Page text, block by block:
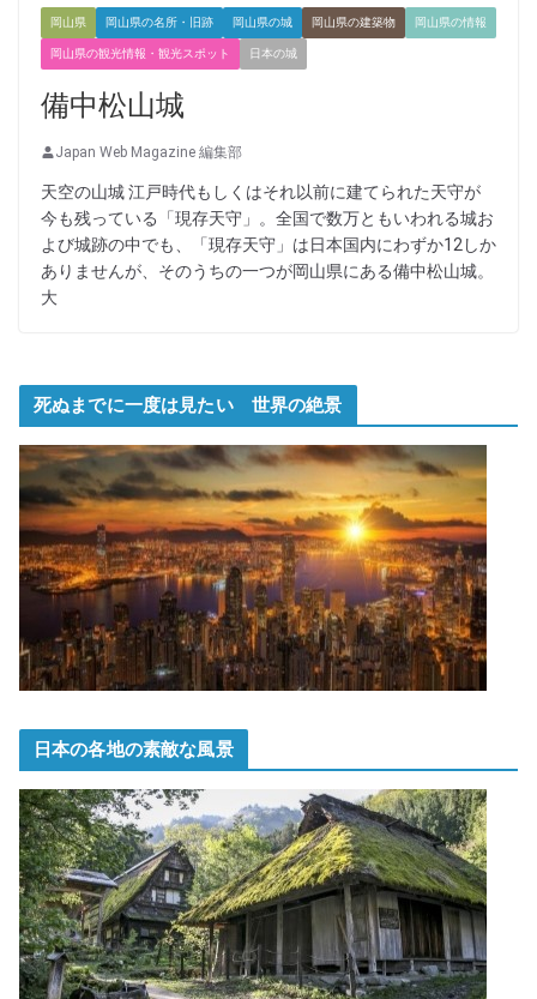
岡山県 岡山県の名所・旧跡 岡山県の城 岡山県の建築物 岡山県の情報
岡山県の観光情報・観光スポット 日本の城
備中松山城
Japan Web Magazine 編集部
天空の山城 江戸時代もしくはそれ以前に建てられた天守が
今も残っている「現存天守」。全国で数万ともいわれる城お
よび城跡の中でも、「現存天守」は日本国内にわずか12しか
ありませんが、そのうちの一つが岡山県にある備中松山城。
大
死ぬまでに一度は見たい 世界の絶景
日本の各地の素敵な風景